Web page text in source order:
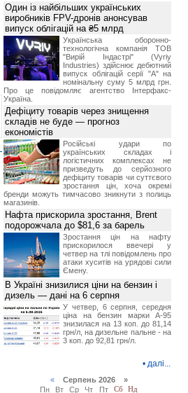
Один із найбільших українських
виробників FPV-дронів анонсував
випуск облігацій на ₴5 млрд
Українська оборонно-
технологічна компанія ТОВ
"Вирій Індастрі" (Vyriy
Industries) здійснює дебютний
випуск облігацій серії "А" на
номінальну суму 5 млрд грн.
Про це повідомляє агентство Інтерфакс-
Україна.
Дефіциту товарів через знищення
складів не буде — прогноз
економістів
Російські удари по
українських складах і
логістичних комплексах не
призведуть до серйозного
дефіциту товарів чи суттєвого
зростання цін, хоча окремі
бренди можуть тимчасово зникнути з полиць
магазинів.
Нафта прискорила зростання, Brent
подорожчала до $81,6 за барель
Зростання цін на нафту
прискорилося ввечері у
четвер на тлі повідомлень про
атаки хуситів на урядові сили
Ємену.
В Україні знизилися ціни на бензин і
дизель — дані на 6 серпня
У четвер, 6 серпня, середня
ціна на бензин марки А-95
знизилася на 13 коп. до 81,14
грн/л, на дизельне пальне - на
3 коп. до 92,81 грн/л.
• далі...
«Серпень 2026 »
Пн
Вт Ср Чт Пт Сб Нд